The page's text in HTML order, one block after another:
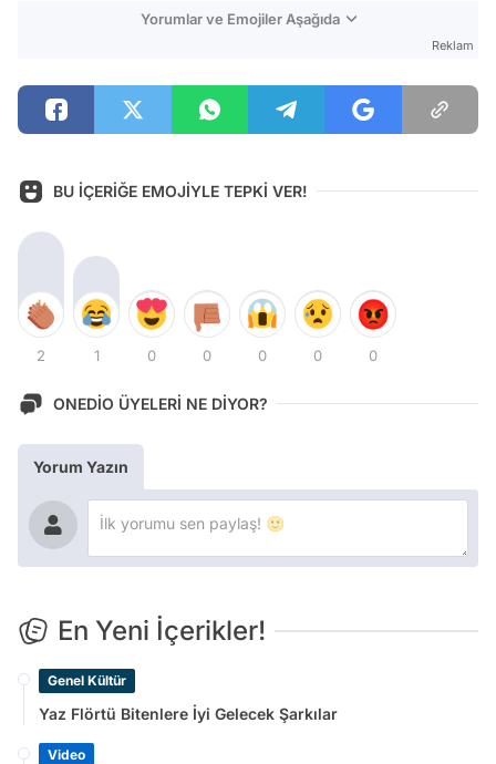
Yorumlar ve Emojiler Aşağıda
Reklam
BU İÇERİĞE EMOJİYLE TEPKİ VER!
2 1 0 0 0 0 0
ONEDİO ÜYELERİ NE DİYOR?
Yorum Yazın
En Yeni İçerikler!
Genel Kültür
Yaz Flörtü Bitenlere İyi Gelecek Şarkılar
Video